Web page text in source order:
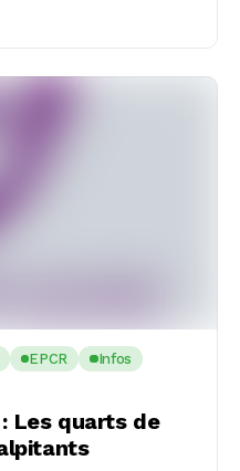
EPCR
Infos
: Les quarts de